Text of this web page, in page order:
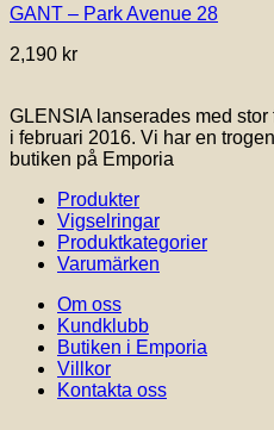
GANT – Park Avenue 28
2,190 kr
GLENSIA lanserades med
i februari 2016. Vi har en
butiken på Emporia
Produkter
Vigselringar
Produktkategorier
Varumärken
Om oss
Kundklubb
Butiken i Emporia
Villkor
Kontakta oss